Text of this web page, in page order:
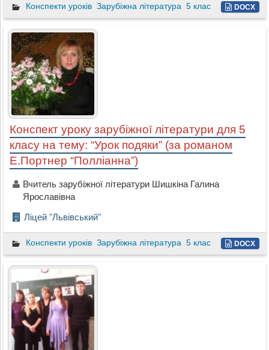
Конспекти уроків Зарубіжна література 5 клас DOCX
Конспект уроку зарубіжної літератури для 5
класу на тему: “Урок подяки” (за романом
Е.Портнер “Полліанна”)
Вчитель зарубіжної літератури Шишкіна Галина
Ярославівна
Ліцей "Львівський"
Конспекти уроків Зарубіжна література 5 клас DOCX